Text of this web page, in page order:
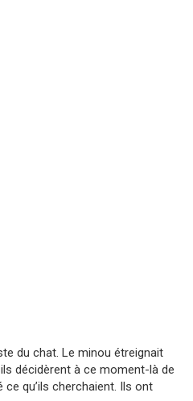
du chat. Le minou étreignait
décidèrent à ce moment-là de
qu’ils cherchaient. Ils ont